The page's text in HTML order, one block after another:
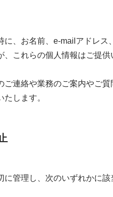
、お名前、e-mailアドレス
これらの個人情報はご提供
連絡や業務のご案内やご質
します。
に管理し、次のいずれかに該